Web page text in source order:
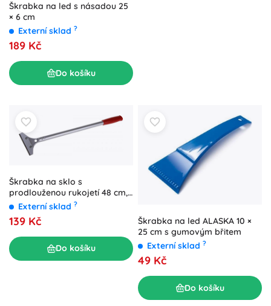
Škrabka na led s násadou 25
× 6 cm
Externí sklad ?
189 Kč
Do košíku
Škrabka na sklo s
prodlouženou rukojetí 48 cm,
100 mm, vyměnitelná čepel
Externí sklad ?
139 Kč
Do košíku
Škrabka na led ALASKA 10 ×
25 cm s gumovým břitem
Externí sklad ?
49 Kč
Do košíku